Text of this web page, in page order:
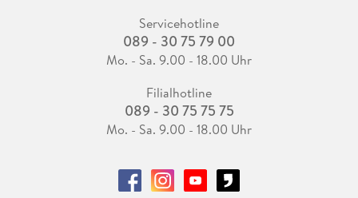
Servicehotline
089 - 30 75 79 00
Mo. - Sa. 9.00 - 18.00 Uhr
Filialhotline
089 - 30 75 75 75
Mo. - Sa. 9.00 - 18.00 Uhr